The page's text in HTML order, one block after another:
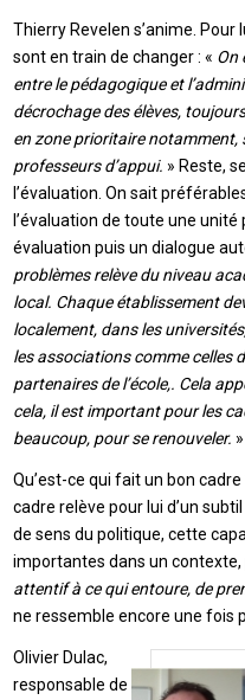
Thierry Revelen s’anime.
sont en train de changer : « On
entre le pédagogique et
décrochage des élèves,
en zone prioritaire notamment,
professeurs d’appui. » Reste,
l’évaluation. On sait
l’évaluation de toute une
évaluation puis un dialogue
problèmes relève du niveau
local. Chaque établissement
localement, dans les
les associations comme celles
partenaires de l’école,. Cela
cela, il est important pour les
beaucoup, pour se renouveler. »
Qu’est-ce qui fait un bon
cadre relève pour lui d’un
de sens du politique, cette
importantes dans un contexte,
attentif à ce qui entoure, de
ne ressemble encore une fois
Olivier Dulac,
responsable de